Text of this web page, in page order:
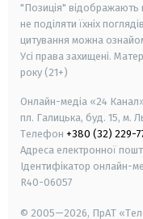
"Позиція" відображають
не поділяти їхніх
цитування можна
Усі права захищені.
року (21+)
Онлайн-медіа «24
пл. Галицька, буд. 15, м.
Телефон +380 (32) 229-
Адреса електронної
Ідентифікатор онлайн-
R40-06057
© 2005—2026, ПрАТ